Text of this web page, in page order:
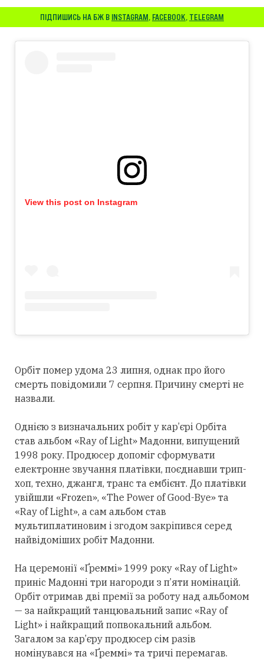
ПІДПИШИСЬ НА БЖ В INSTAGRAM, FACEBOOK, TELEGRAM
View this post on Instagram
Орбіт помер удома 23 липня, однак про його
смерть повідомили 7 серпня. Причину смерті не
назвали.
Однією з визначальних робіт у кар’єрі Орбіта
став альбом «Ray of Light» Мадонни, випущений
1998 року. Продюсер допоміг сформувати
електронне звучання платівки, поєднавши трип-
хоп, техно, джангл, транс та ембієнт. До платівки
увійшли «Frozen», «The Power of Good-Bye» та
«Ray of Light», а сам альбом став
мультиплатиновим і згодом закріпився серед
найвідоміших робіт Мадонни.
На церемонії «Ґреммі» 1999 року «Ray of Light»
приніс Мадонні три нагороди з п’яти номінацій.
Орбіт отримав дві премії за роботу над альбомом
— за найкращий танцювальний запис «Ray of
Light» і найкращий попвокальний альбом.
Загалом за кар’єру продюсер сім разів
номінувався на «Ґреммі» та тричі перемагав.